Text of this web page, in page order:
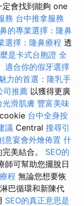
定會找到能夠 one
務 台中推拿服務
的專業選擇：隆鼻
選擇：隆鼻療程 透
是卡式台胞證 全
適合你的假牙選擇
力的首選：隆乳手
司推薦 以獲得更廣
滑肌膚 豐富美味
cookie 台中全身按
議 Central 搜尋引
意宴會外燴佈置 什
美結合。 SEO的
師可幫助您擺脫日
程 無論您想要恢
巴循環和新陳代
SEO的真正意思是